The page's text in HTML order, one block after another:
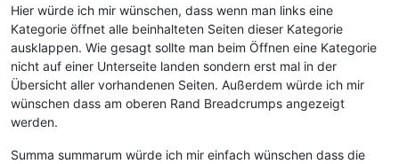
Hier würde ich mir wünschen, dass wenn man links eine
Kategorie öffnet alle beinhalteten Seiten dieser Kategorie
ausklappen. Wie gesagt sollte man beim Öffnen eine Kategorie
nicht auf einer Unterseite landen sondern erst mal in der
Übersicht aller vorhandenen Seiten. Außerdem würde ich mir
wünschen dass am oberen Rand Breadcrumps angezeigt
werden.
Summa summarum würde ich mir einfach wünschen dass die